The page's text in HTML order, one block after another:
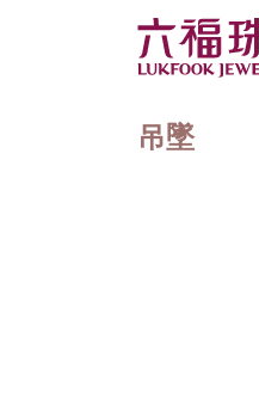
吊墜